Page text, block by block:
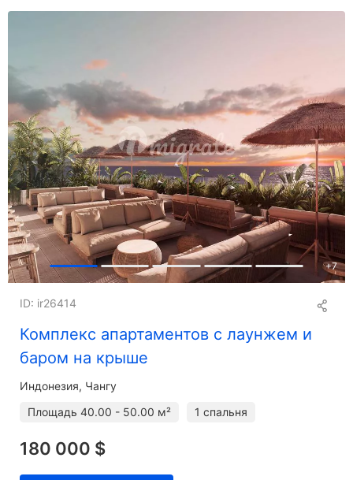
+7
Комплекс апартаментов с лаунжем и
баром на крыше
ID: ir26414
Индонезия, Чангу
Площадь 40.00 - 50.00 м² 1 спальня
180 000 $